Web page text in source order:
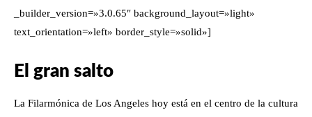
_builder_version=»3.0.65″ background_layout=»light»
text_orientation=»left» border_style=»solid»]
El gran salto
La Filarmónica de Los Angeles hoy está en el centro de la cultura